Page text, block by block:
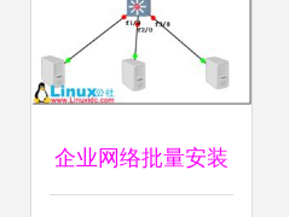
企业网络批量安装